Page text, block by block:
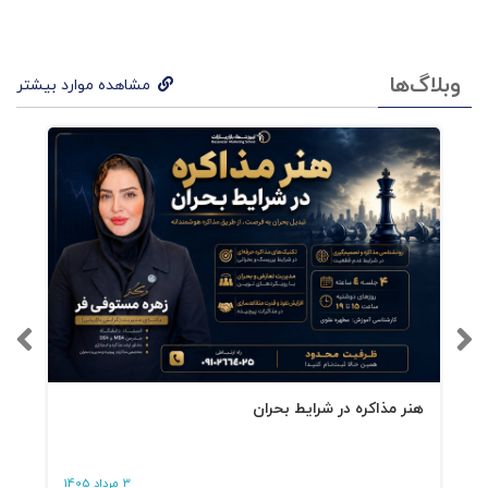
شایســته بــه منظــور تحقــق آنهــا و ایــن
امکانپذیــر نیسـت مگـر بـا تعامـل بیـن
دانشـگاه علـوم و دانشـگاه بـازار.
فهرست کتاب 700 نکته‌ی
کاروکسب
فصل اول: شم بازار
بخش1: مدیریت بر خود
وبلاگ‌ها مشاهده موارد بیشتر
هنر مذاکره در شرایط بحران
3 مرداد 1405